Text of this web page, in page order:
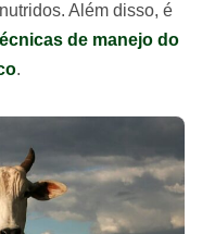
Além disso, é
de manejo do
.